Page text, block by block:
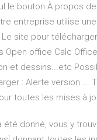
le bouton À propos
entreprise utilise
Le site pour
Open office Calc
et dessins...etc
: Alerte version ...
toutes les mises à
été donné, vous y